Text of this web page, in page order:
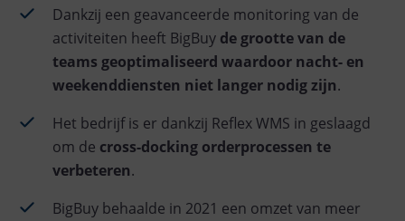
Dankzij een geavanceerde monitoring van de
activiteiten heeft BigBuy de grootte van de
teams geoptimaliseerd waardoor nacht- en
weekenddiensten niet langer nodig zijn.
Het bedrijf is er dankzij Reflex WMS in geslaagd
om de cross-docking orderprocessen te
verbeteren.
BigBuy behaalde in 2021 een omzet van meer